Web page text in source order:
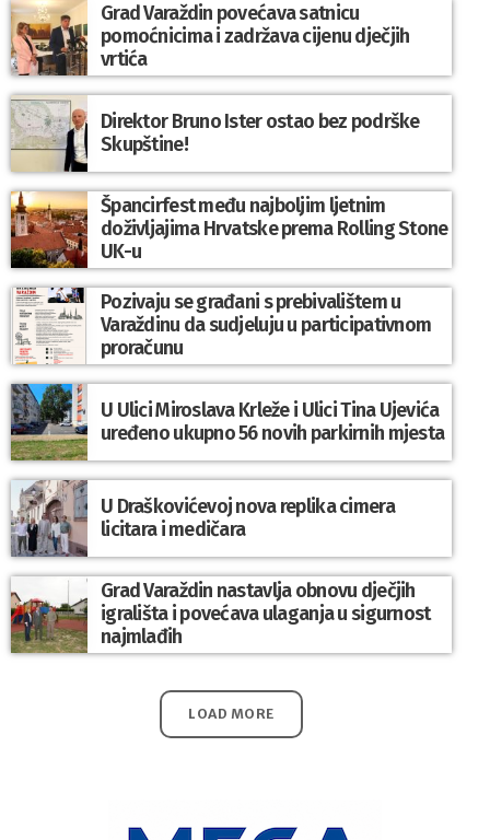
Grad Varaždin povećava satnicu
pomoćnicima i zadržava cijenu dječjih
vrtića
Direktor Bruno Ister ostao bez podrške
Skupštine!
Špancirfest među najboljim ljetnim
doživljajima Hrvatske prema Rolling Stone
UK-u
Pozivaju se građani s prebivalištem u
Varaždinu da sudjeluju u participativnom
proračunu
U Ulici Miroslava Krleže i Ulici Tina Ujevića
uređeno ukupno 56 novih parkirnih mjesta
U Draškovićevoj nova replika cimera
licitara i medičara
Grad Varaždin nastavlja obnovu dječjih
igrališta i povećava ulaganja u sigurnost
najmlađih
LOAD MORE